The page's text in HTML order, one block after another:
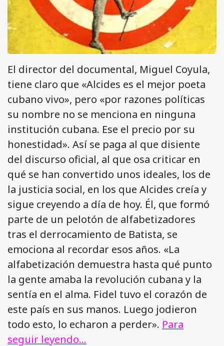
El director del documental, Miguel Coyula,
tiene claro que «Alcides es el mejor poeta
cubano vivo», pero «por razones políticas
su nombre no se menciona en ninguna
institución cubana. Ese el precio por su
honestidad». Así se paga al que disiente
del discurso oficial, al que osa criticar en
qué se han convertido unos ideales, los de
la justicia social, en los que Alcides creía y
sigue creyendo a día de hoy. Él, que formó
parte de un pelotón de alfabetizadores
tras el derrocamiento de Batista, se
emociona al recordar esos años. «La
alfabetización demuestra hasta qué punto
la gente amaba la revolución cubana y la
sentía en el alma. Fidel tuvo el corazón de
este país en sus manos. Luego jodieron
todo esto, lo echaron a perder». Para
seguir leyendo…